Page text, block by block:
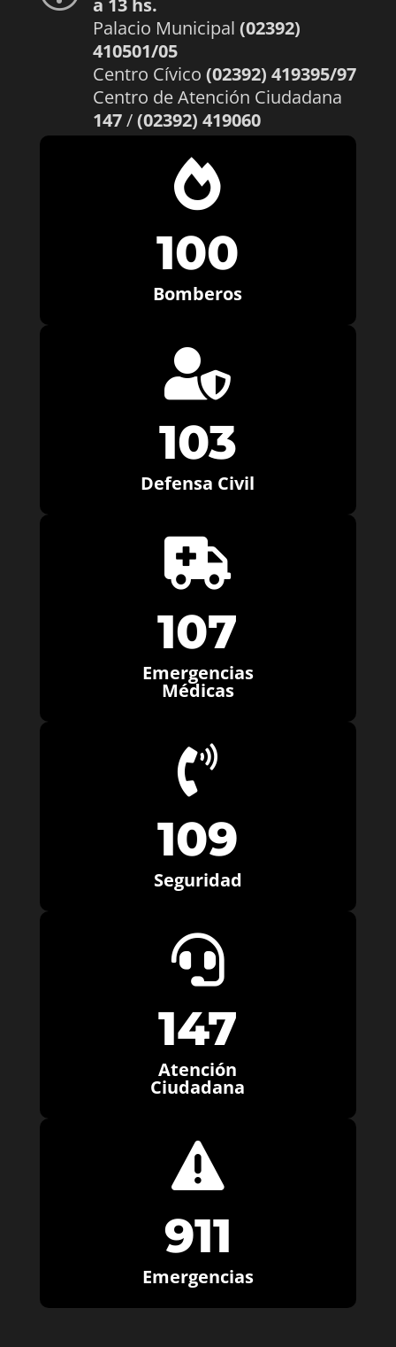
a 13 hs.
Palacio Municipal (02392)
410501/05
Centro Cívico (02392) 419395/97
Centro de Atención Ciudadana
147/(02392) 419060

100
Bomberos

103
Defensa Civil

107
Emergencias
Médicas

109
Seguridad

147
Atención
Ciudadana

911
Emergencias